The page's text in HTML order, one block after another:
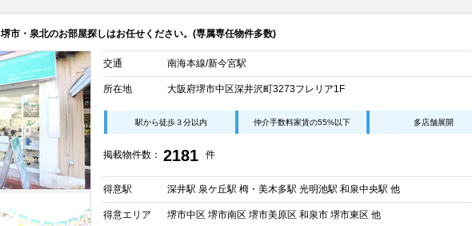
堺市・泉北のお部屋探しはお任せください。(専属専任物件多数)
交通 南海本線/新今宮駅
所在地 大阪府堺市中区深井沢町3273フレリア1F
駅から徒歩３分以内 仲介手数料家賃の55%以下 多店舗展開
掲載物件数： 2181 件
得意駅 深井駅 泉ケ丘駅 栂・美木多駅 光明池駅 和泉中央駅 他
得意エリア 堺市中区 堺市南区 堺市美原区 和泉市 堺市東区 他